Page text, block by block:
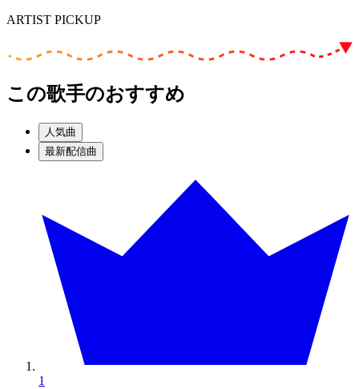
ARTIST PICKUP
この歌手のおすすめ
人気曲
最新配信曲
1